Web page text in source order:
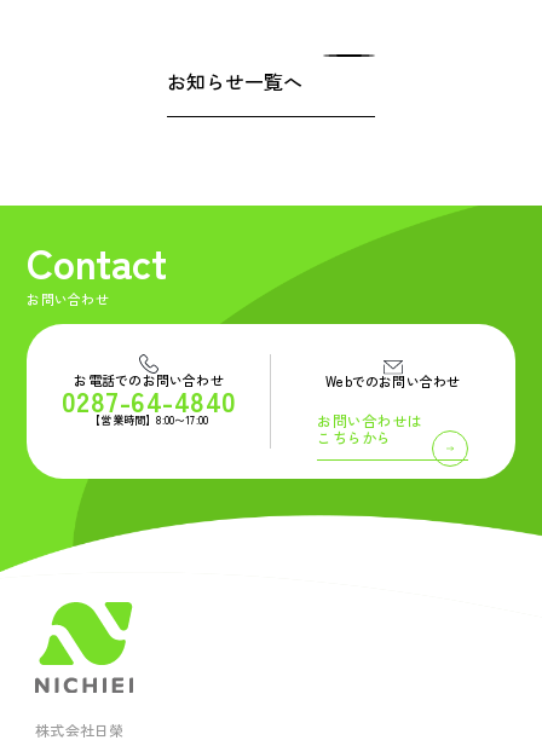
お知らせ一覧へ
Contact
お問い合わせ
お電話でのお問い合わせ
0287-64-4840
【営業時間】8:00〜17:00
Webでのお問い合わせ
お問い合わせは
こちらから
株式会社日榮